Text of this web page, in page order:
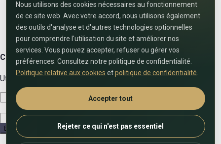
Nous utilisons des cookies nécessaires au fonctionnement
de ce site web. Avec votre accord, nous utilisons également
des outils d'analyse et d'autres technologies optionnelles
pour comprendre l'utilisation du site et améliorer nos
services. Vous pouvez accepter, refuser ou gérer vos
préférences. Consultez notre politique de confidentialité.
Politique relative aux cookies etpolitique de confidentialité
Accepter tout
Rejeter ce qui n'est pas essentiel
Contactez-nous
Utilisez le formulaire ci-dessous pour nous contacter !
Envoyer